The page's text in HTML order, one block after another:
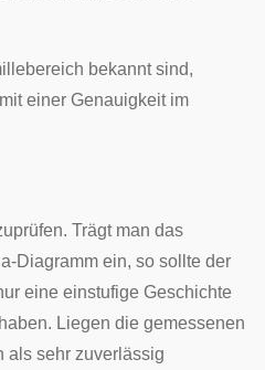
bekannt sind,
einer Genauigkeit im
Trägt man das
Diagramm ein, so sollte der
eine einstufige Geschichte
Liegen die gemessenen
als sehr zuverlässig